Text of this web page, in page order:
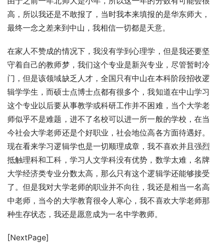
高，所以我还是不敢报了，当时我本来填报的是华东师大，
最终一念之差来到中山，我相信一切都是天意。
在家人不赞成的情况下，我没有学到心理学，但是我还要坚
守着自己的教师梦，我们这个专业是新兴专业，尽管暂时冷
门，但是该领域缺乏人才，全国只有中山在本科阶段招收逻
辑学学生，而硕士点博士点都有很多个，我知道在中山学习
这个专业以后要从事教学或科研工作并不困难，当个大学老
师似乎不是难题，进不了名校可以进一所一般的学校，在当
今社会大学老师还是个好职业，社会地位高各方面待遇好。
现在看来学习逻辑学也是一切顺理成章，我不喜欢并且强烈
抵触理科和工科，学习人文学科没有优势，数学太难，名牌
大学经济类专业分数太高，那么只有这个逻辑学还能够接受
了。但是我对大学老师的职业并不向往，我还是相当一名高
中老师，当今的大学教育很令人寒心，我不喜欢大学老师那
种生存状态，我还是愿意成为一名中学教师。
[NextPage]